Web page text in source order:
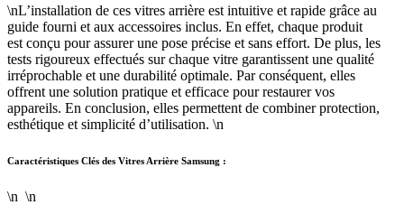
\nL’installation de ces vitres arrière est intuitive et rapide grâce au
guide fourni et aux accessoires inclus. En effet, chaque produit
est conçu pour assurer une pose précise et sans effort. De plus, les
tests rigoureux effectués sur chaque vitre garantissent une qualité
irréprochable et une durabilité optimale. Par conséquent, elles
offrent une solution pratique et efficace pour restaurer vos
appareils. En conclusion, elles permettent de combiner protection,
esthétique et simplicité d’utilisation. \n
Caractéristiques Clés des Vitres Arrière Samsung :
\n \n